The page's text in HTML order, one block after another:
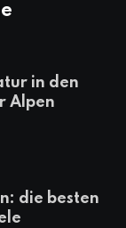
in den
Alpen
die besten